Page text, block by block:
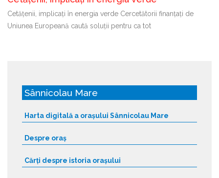
Cetățenii, implicați în energia verde Cercetătorii finanțați de
Uniunea Europeană caută soluții pentru ca tot
Sânnicolau Mare
Harta digitală a orașului Sânnicolau Mare
Despre oraș
Cărți despre istoria orașului